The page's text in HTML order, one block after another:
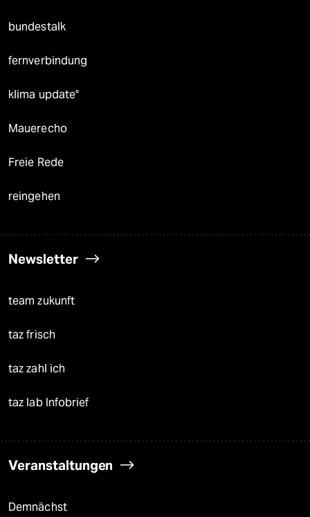
bundestalk
fernverbindung
klima update°
Mauerecho
Freie Rede
reingehen
Newsletter
team zukunft
taz frisch
taz zahl ich
taz lab Infobrief
Veranstaltungen
Demnächst